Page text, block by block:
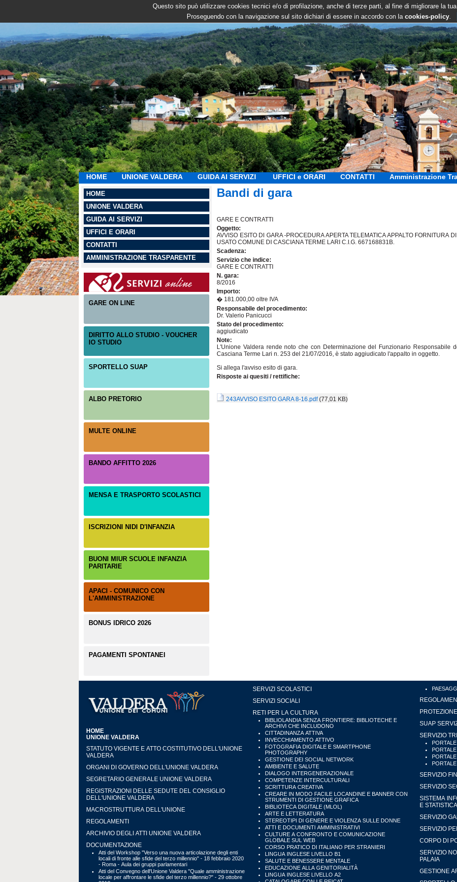
Questo sito può utilizzare cookies tecnici e/o di profilazione, anche di terze parti, al fine di migliorare la
Proseguendo con la navigazione sul sito dichiari di essere in accordo con la cookies-policy.
HOME UNIONE VALDERA GUIDA AI SERVIZI UFFICI e ORARI CONTATTI Amministrazione
HOME
UNIONE VALDERA
GUIDA AI SERVIZI
UFFICI E ORARI
CONTATTI
AMMINISTRAZIONE TRASPARENTE
Bandi di gara
GARE E CONTRATTI
Oggetto:
AVVISO ESITO DI GARA -PROCEDURA APERTA TELEMATICA APPALTO FORNITURA
USATO COMUNE DI CASCIANA TERME LARI C.I.G. 667168831B.
Scadenza:
Servizio che indice:
GARE E CONTRATTI
N. gara:
8/2016
Importo:
� 181.000,00 oltre IVA
Responsabile del procedimento:
Dr. Valerio Panicucci
Stato del procedimento:
aggiudicato
Note:
L'Unione Valdera rende noto che con Determinazione del Funzionario Responsabile
Casciana Terme Lari n. 253 del 21/07/2016, è stato aggiudicato l'appalto in oggetto.
Si allega l'avviso esito di gara.
Risposte ai quesiti / rettifiche:
243AVVISO ESITO GARA 8-16.pdf (77,01 KB)
GARE ON LINE
DIRITTO ALLO STUDIO - VOUCHER
IO STUDIO
SPORTELLO SUAP
ALBO PRETORIO
MULTE ONLINE
BANDO AFFITTO 2026
MENSA E TRASPORTO SCOLASTICI
ISCRIZIONI NIDI D'INFANZIA
BUONI MIUR SCUOLE INFANZIA
PARITARIE
APACI - COMUNICO CON
L'AMMINISTRAZIONE
BONUS IDRICO 2026
PAGAMENTI SPONTANEI
HOME
UNIONE VALDERA
STATUTO VIGENTE E ATTO COSTITUTIVO DELL'UNIONE
VALDERA
ORGANI DI GOVERNO DELL'UNIONE VALDERA
SEGRETARIO GENERALE UNIONE VALDERA
REGISTRAZIONI DELLE SEDUTE DEL CONSIGLIO
DELL'UNIONE VALDERA
MACROSTRUTTURA DELL'UNIONE
REGOLAMENTI
ARCHIVIO DEGLI ATTI UNIONE VALDERA
DOCUMENTAZIONE
Atti del Workshop "Verso una nuova articolazione degli enti
locali di fronte alle sfide del terzo millennio" - 18 febbraio 2020
- Roma - Aula dei gruppi parlamentari
Atti del Convegno dell'Unione Valdera "Quale amministrazione
locale per affrontare le sfide del terzo millennio?" - 29 ottobre
SERVIZI SCOLASTICI
SERVIZI SOCIALI
RETI PER LA CULTURA
BIBLIOLANDIA SENZA FRONTIERE: BIBLIOTECHE E
ARCHIVI CHE INCLUDONO
CITTADINANZA ATTIVA
INVECCHIAMENTO ATTIVO
FOTOGRAFIA DIGITALE E SMARTPHONE
PHOTOGRAPHY
GESTIONE DEI SOCIAL NETWORK
AMBIENTE E SALUTE
DIALOGO INTERGENERAZIONALE
COMPETENZE INTERCULTURALI
SCRITTURA CREATIVA
CREARE IN MODO FACILE LOCANDINE E BANNER CON
STRUMENTI DI GESTIONE GRAFICA
BIBLIOTECA DIGITALE (MLOL)
ARTE E LETTERATURA
STEREOTIPI DI GENERE E VIOLENZA SULLE DONNE
ATTI E DOCUMENTI AMMINISTRATIVI
CULTURE A CONFRONTO E COMUNICAZIONE
GLOBALE SUL WEB
CORSO PRATICO DI ITALIANO PER STRANIERI
LINGUA INGLESE LIVELLO B1
SALUTE E BENESSERE MENTALE
EDUCAZIONE ALLA GENITORIALITÀ
LINGUA INGLESE LIVELLO A2
SUAP
SERVIZIO
SERVIZIO
SERVIZIO
SISTEMA
E STATISTICA
SERVIZIO
SERVIZIO
CORPO DI
SERVIZIO
PALAIA
GESTIONE